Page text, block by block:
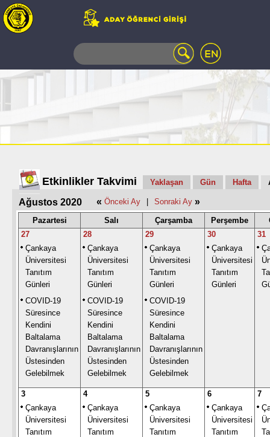
TELEFON
AÇILAN
UZAKTAN
EĞİTİM
KAMPÜSTE
YAŞAM
KÜTÜPHANE
PORTALI
ULAŞIM
Etkinlikler Takvimi Yaklaşan Gün Hafta
Ağustos 2020 « Önceki Ay | Sonraki Ay »
Pazartesi Salı Çarşamba Perşembe
27
Çankaya
Üniversitesi
Tanıtım
Günleri
COVID-19
Süresince
Kendini
Baltalama
Davranışlarının
Üstesinden
Gelebilmek
28
Çankaya
Üniversitesi
Tanıtım
Günleri
COVID-19
Süresince
Kendini
Baltalama
Davranışlarının
Üstesinden
Gelebilmek
29
Çankaya
Üniversitesi
Tanıtım
Günleri
COVID-19
Süresince
Kendini
Baltalama
Davranışlarının
Üstesinden
Gelebilmek
30
Çankaya
Üniversitesi
Tanıtım
Günleri
31
3
Çankaya
Üniversitesi
Tanıtım
4
Çankaya
Üniversitesi
Tanıtım
5
Çankaya
Üniversitesi
Tanıtım
6
Çankaya
Üniversitesi
Tanıtım
7